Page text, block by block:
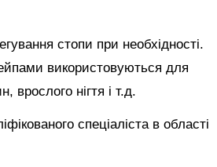
стопи при необхідності.
використовуються для
врослого нігтя і т.д.
спеціаліста в області